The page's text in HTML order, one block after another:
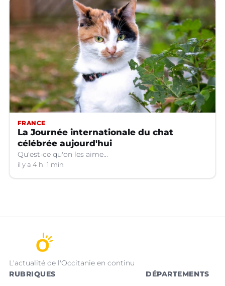
FRANCE
La Journée internationale du chat
célébrée aujourd'hui
Qu'est-ce qu'on les aime...
il y a 4 h 1 min
L'actualité de l'Occitanie en continu
RUBRIQUES
DÉPARTEMENTS